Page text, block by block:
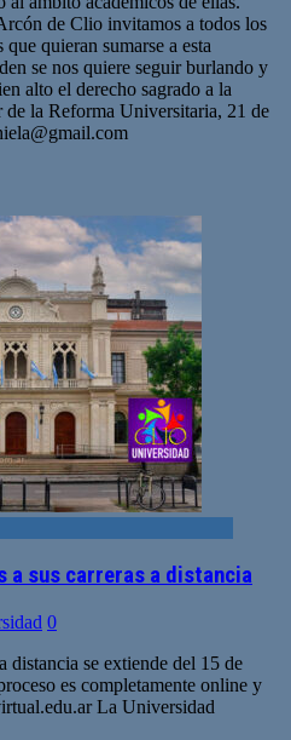
de Clio invitamos a todos los
quieran sumarse a esta
se nos quiere seguir burlando y
alto el derecho sagrado a la
la Reforma Universitaria, 21 de
a sus carreras a distancia
0
distancia se extiende del 15 de
es completamente online y
La Universidad